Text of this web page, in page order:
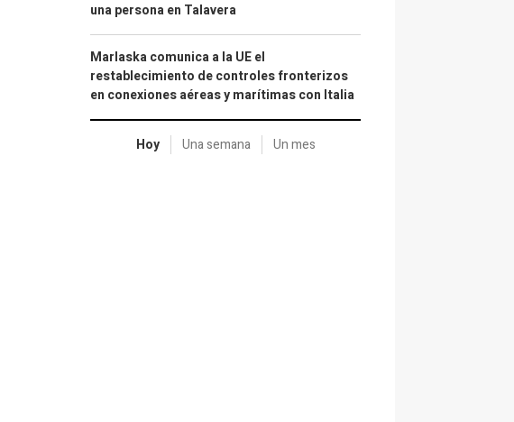
una persona en Talavera
Marlaska comunica a la UE el
restablecimiento de controles fronterizos
en conexiones aéreas y marítimas con Italia
Hoy Una semana Un mes